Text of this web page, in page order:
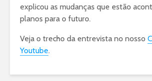
explicou as mudanças que estão
planos para o futuro.
Veja o trecho da entrevista no nosso
Youtube.